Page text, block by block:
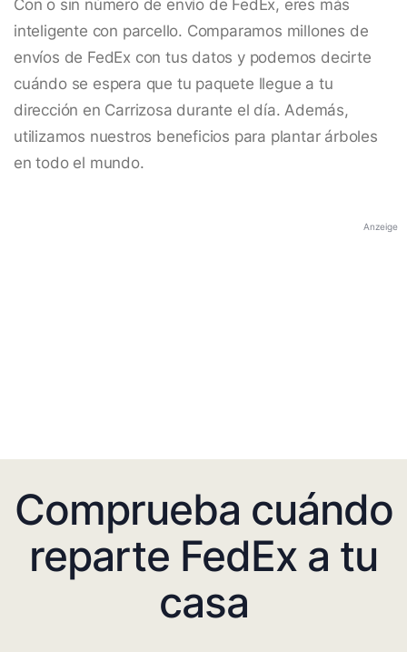
Con o sin número de envío de FedEx, eres más
inteligente con parcello. Comparamos millones de
envíos de FedEx con tus datos y podemos decirte
cuándo se espera que tu paquete llegue a tu
dirección en Carrizosa durante el día. Además,
utilizamos nuestros beneficios para plantar árboles
en todo el mundo.
Anzeige
Comprueba cuándo
reparte FedEx a tu
casa